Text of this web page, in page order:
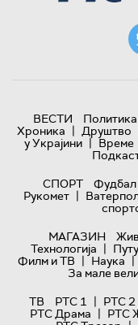
ВЕСТИ Политика
Хроника | Друштво
у Украјини | Време
СПОРТ
Фудбал
Рукомет |
МАГАЗИН
Технологијa |
Филм и ТВ | Наука |
За мале
ТВ
РТС 1 | РТС 2
РТС Драма | РТС